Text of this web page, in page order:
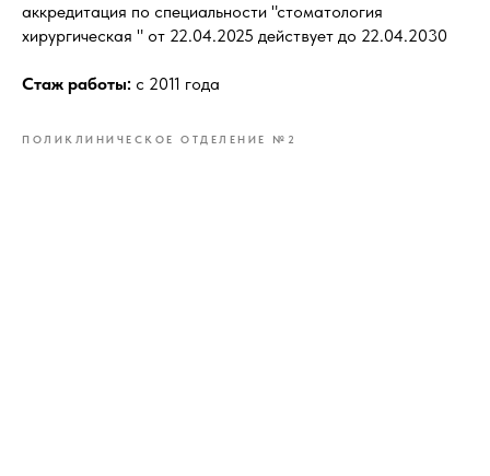
аккредитация по специальности "стоматология
хирургическая " от 22.04.2025 действует до 22.04.2030
Стаж работы: с 2011 года
ПОЛИКЛИНИЧЕСКОЕ ОТДЕЛЕНИЕ №2